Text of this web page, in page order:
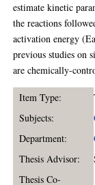
estimate kinetic
the reactions
activation energy
previous studies on
are chemically-
Item Type:
Subjects:
Department:
Thesis Advisor:
Thesis Co-